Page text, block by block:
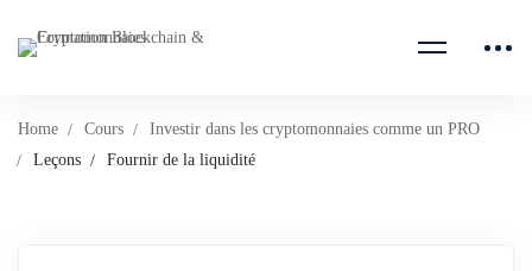
Home Cours
Investir dans les cryptomonnaies comme un PRO
Leçons
Fournir de la liquidité